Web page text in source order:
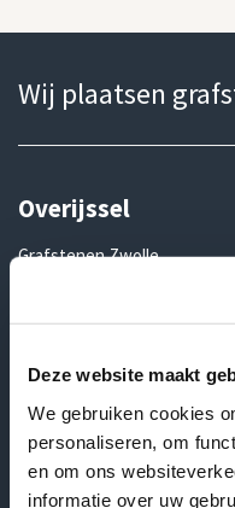
Deze website maakt
We gebruiken cookies
personaliseren, om
en om ons
informatie over uw
Wij plaatsen
Overijssel
Grafstenen Zwolle
Grafstenen Enschede
Grafstenen Deventer
Grafstenen Almelo